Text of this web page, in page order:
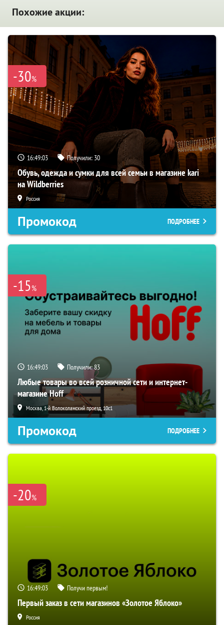
Похожие акции:
-30%
16:49:02 Получили: 30
Обувь, одежда и сумки для всей семьи в магазине kari
на Wildberries
Россия
Промокод ПОДРОБНЕЕ
-15%
16:49:02 Получили:83
Любые товары во всей розничной сети и интернет-
магазине Hoff
Москва, 1-й Волоколамский проезд, 10с1
Промокод ПОДРОБНЕЕ
-20%
16:49:02 Получи первым!
Первый заказ в сети магазинов «Золотое Яблоко»
Россия